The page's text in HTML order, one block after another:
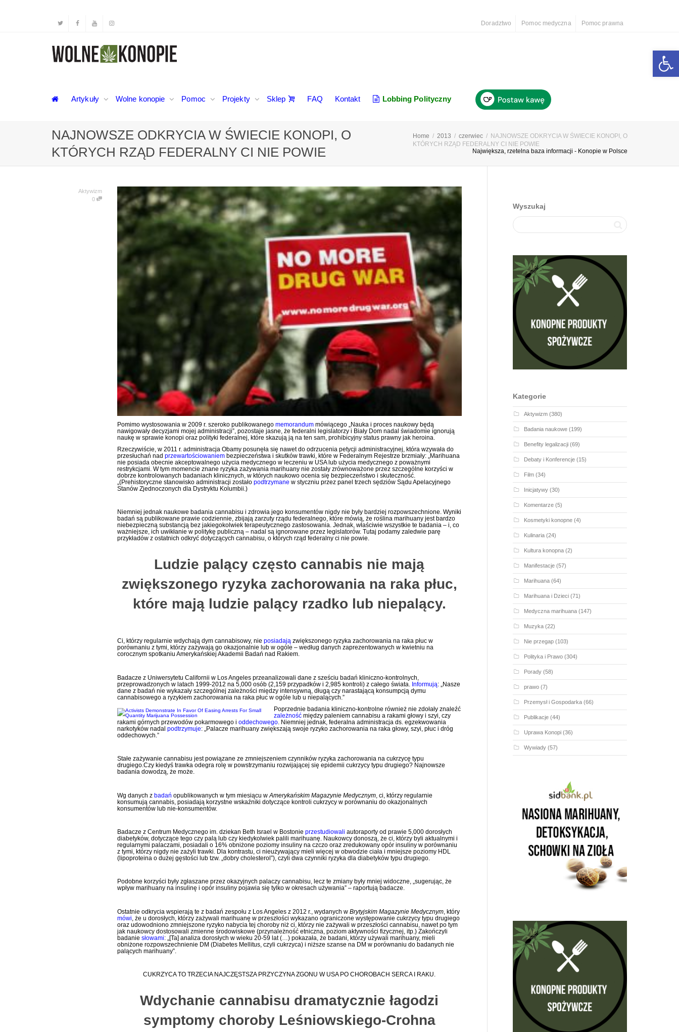
Doradztwo Pomoc medyczna Pomoc prawna
Artykuły Wolne konopie Pomoc Projekty Sklep FAQ Kontakt Lobbing Polityczny
NAJNOWSZE ODKRYCIA W ŚWIECIE KONOPI, O
KTÓRYCH RZĄD FEDERALNY CI NIE POWIE
Home 2013 czerwiec
NAJNOWSZE ODKRYCIA W ŚWIECIE KONOPI, O
KTÓRYCH RZĄD FEDERALNY CI NIE POWIE
Największa, rzetelna baza informacji - Konopie w Polsce
Aktywizm
0
Pomimo wystosowania w 2009 r. szeroko publikowanego memorandum mówiącego „Nauka i proces naukowy będą
nawigowały decyzjami mojej administracji”, pozostaje jasne, że federalni legislatorzy i Biały Dom nadal świadomie ignorują
naukę w sprawie konopi oraz polityki federalnej, które skazują ją na ten sam, prohibicyjny status prawny jak heroina.
Rzeczywiście, w 2011 r. administracja Obamy posunęła się nawet do odrzucenia petycji administracyjnej, która wzywała do
przesłuchań nad przewartościowaniem bezpieczeństwa i skutków trawki, które w Federalnym Rejestrze brzmiały: „Marihuana
nie posiada obecnie akceptowalnego użycia medycznego w leczeniu w USA lub użycia medycznego z poważnymi
restrykcjami. W tym momencie znane ryzyka zażywania marihuany nie zostały zrównoważone przez szczególne korzyści w
dobrze kontrolowanych badaniach klinicznych, w których naukowo ocenia się bezpieczeństwo i skuteczność.
„(Prehistoryczne stanowisko administracji zostało podtrzymane w styczniu przez panel trzech sędziów Sądu Apelacyjnego
Stanów Zjednoczonych dla Dystryktu Kolumbii.)
Niemniej jednak naukowe badania cannabisu i zdrowia jego konsumentów nigdy nie były bardziej rozpowszechnione. Wyniki
badań są publikowane prawie codziennie, zbijają zarzuty rządu federalnego, które mówią, że roślina marihuany jest bardzo
niebezpieczną substancją bez jakiegokolwiek terapeutycznego zastosowania. Jednak, właściwie wszystkie te badania – i, co
ważniejsze, ich uwikłanie w politykę publiczną – nadal są ignorowane przez legislatorów. Tutaj podamy zaledwie parę
przykładów z ostatnich odkryć dotyczących cannabisu, o których rząd federalny ci nie powie.
Ludzie palący często cannabis nie mają
zwiększonego ryzyka zachorowania na raka płuc,
które mają ludzie palący rzadko lub niepalący.
Ci, którzy regularnie wdychają dym cannabisowy, nie posiadają zwiększonego ryzyka zachorowania na raka płuc w
porównaniu z tymi, którzy zażywają go okazjonalnie lub w ogóle – według danych zaprezentowanych w kwietniu na
corocznym spotkaniu Amerykańskiej Akademii Badań nad Rakiem.
Badacze z Uniwersytetu Californii w Los Angeles przeanalizowali dane z sześciu badań kliniczno-kontrolnych,
przeprowadzonych w latach 1999-2012 na 5,000 osób (2,159 przypadków i 2,985 kontroli) z całego świata. Informują: „Nasze
dane z badań nie wykazały szczególnej zależności między intensywną, długą czy narastającą konsumpcją dymu
cannabisowego a ryzykiem zachorowania na raka płuc w ogóle lub u niepalących.”
Poprzednie badania kliniczno-kontrolne również nie zdołały znaleźć
zależność między paleniem cannabisu a rakami głowy i szyi, czy
rakami górnych przewodów pokarmowego i oddechowego. Niemniej jednak, federalna administracja ds. egzekwowania
narkotyków nadal podtrzymuje: „Palacze marihuany zwiększają swoje ryzyko zachorowania na raka głowy, szyi, płuc i dróg
oddechowych.”
Stałe zażywanie cannabisu jest powiązane ze zmniejszeniem czynników ryzyka zachorowania na cukrzycę typu
drugiego.Czy kiedyś trawka odegra rolę w powstrzymaniu rozwijającej się epidemii cukrzycy typu drugiego? Najnowsze
badania dowodzą, że może.
Wg danych z badań opublikowanych w tym miesiącu w Amerykańskim Magazynie Medycznym , ci, którzy regularnie
konsumują cannabis, posiadają korzystne wskaźniki dotyczące kontroli cukrzycy w porównaniu do okazjonalnych
konsumentów lub nie-konsumentów.
Badacze z Centrum Medycznego im. dziekan Beth Israel w Bostonie przestudiowali autoraporty od prawie 5,000 dorosłych
diabetyków, dotyczące tego czy palą lub czy kiedykolwiek palili marihuanę. Naukowcy donoszą, że ci, którzy byli aktualnymi i
regularnymi palaczami, posiadali o 16% obniżone poziomy insuliny na czczo oraz zredukowany opór insuliny w porównaniu
z tymi, którzy nigdy nie zażyli trawki. Dla kontrastu, ci nieużywający mieli więcej w obwodzie ciała i mniejsze poziomy HDL
(lipoproteina o dużej gęstości lub tzw. „dobry cholesterol”), czyli dwa czynniki ryzyka dla diabetyków typu drugiego.
Podobne korzyści były zgłaszane przez okazyjnych palaczy cannabisu, lecz te zmiany były mniej widoczne, „sugerując, że
wpływ marihuany na insulinę i opór insuliny pojawia się tylko w okresach używania” – raportują badacze.
Ostatnie odkrycia wspierają te z badań zespołu z Los Angeles z 2012 r., wydanych w Brytyjskim Magazynie Medycznym , który
mówi , że u dorosłych, którzy zażywali marihuanę w przeszłości wykazano ograniczone występowanie cukrzycy typu drugiego
oraz udowodniono zmniejszone ryzyko nabycia tej choroby niż ci, którzy nie zażywali w przeszłości cannabisu, nawet po tym
jak naukowcy dostosowali zmienne środowiskowe (przynależność etniczna, poziom aktywności fizycznej, itp.) Zakończyli
badanie słowami: „[Ta] analiza dorosłych w wieku 20-59 lat (…) pokazała, że badani, którzy używali marihuany, mieli
obniżone rozpowszechnienie DM (Diabetes Mellitus, czyli cukrzyca) i niższe szanse na DM w porównaniu do badanych nie
palących marihuany”.
CUKRZYCA TO TRZECIA NAJCZĘSTSZA PRZYCZYNA ZGONU W USA PO CHOROBACH SERCA I RAKU.
Wdychanie cannabisu dramatycznie łagodzi
symptomy choroby Leśniowskiego-Crohna
Wyszukaj
Kategorie
Aktywizm(380)
Badania naukowe(199)
Benefity legalizacji(69)
Debaty i Konferencje(15)
Film(34)
Inicjatywy(30)
Komentarze(5)
Kosmetyki konopne(4)
Kulinaria(24)
Kultura konopna(2)
Manifestacje(57)
Marihuana(64)
Marihuana i Dzieci(71)
Medyczna marihuana(147)
Muzyka(22)
Nie przegap(103)
Polityka i Prawo(304)
Porady(58)
prawo(7)
Przemysł i Gospodarka(66)
Publikacje(44)
Uprawa Konopi(36)
Wywiady(57)